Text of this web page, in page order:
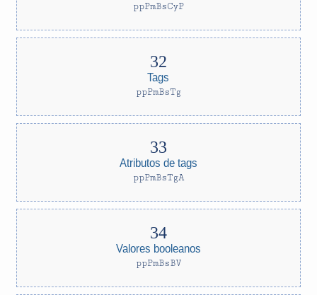
ppPmBsCyP
Tags
ppPmBsTg
Atributos de tags
ppPmBsTgA
Valores booleanos
ppPmBsBV